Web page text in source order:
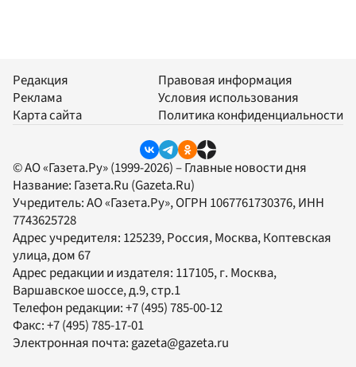
Редакция
Реклама
Карта сайта
Правовая информация
Условия использования
Политика конфиденциальности
© АО «Газета.Ру» (1999-2026) – Главные новости дня
Название: Газета.Ru (Gazeta.Ru)
Учредитель:АО «Газета.Ру», ОГРН 1067761730376, ИНН
7743625728
Адрес учредителя: 125239, Россия, Москва, Коптевская
улица, дом 67
Адрес редакции и издателя: 117105, г. Москва,
Варшавское шоссе, д.9, стр.1
Телефон редакции:+7 (495) 785-00-12
Факс:+7 (495) 785-17-01
Электронная почта: gazeta@gazeta.ru